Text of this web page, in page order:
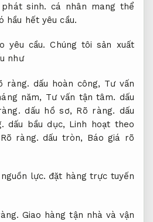
phát sinh. cá nhân mang thể
hầu hết yêu cầu.
yêu cầu. Chúng tôi sản xuất
như
ràng. dấu hoàn công, Tư vấn
năm, Tư vấn tận tâm. dấu
dấu hồ sơ, Rõ ràng. dấu
dấu bầu dục, Linh hoạt theo
Rõ ràng. dấu tròn, Báo giá rõ
lực. đặt hàng trực tuyến
Giao hàng tận nhà và vận